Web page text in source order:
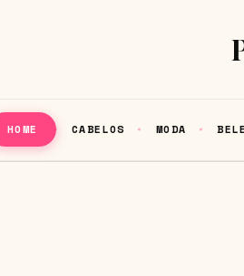
HOME CABELOS MODA